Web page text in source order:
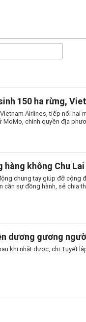
150 ha rừng,
Airlines, tiếp nối hai
MoMo, chính quyền địa
hàng không Chu
chung tay giúp đỡ cộng
cần sự đồng hành, sẻ chia
dương gương
khi nhặt được, chị Tuyết